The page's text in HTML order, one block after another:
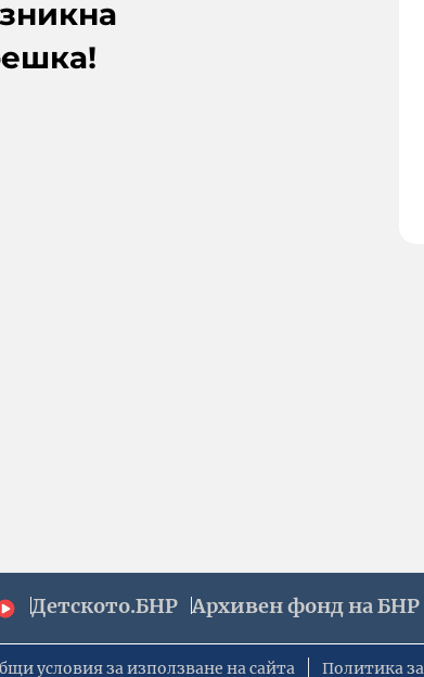
Детското.БНР Архивен фонд на БНР
условия за използване на сайта Политика